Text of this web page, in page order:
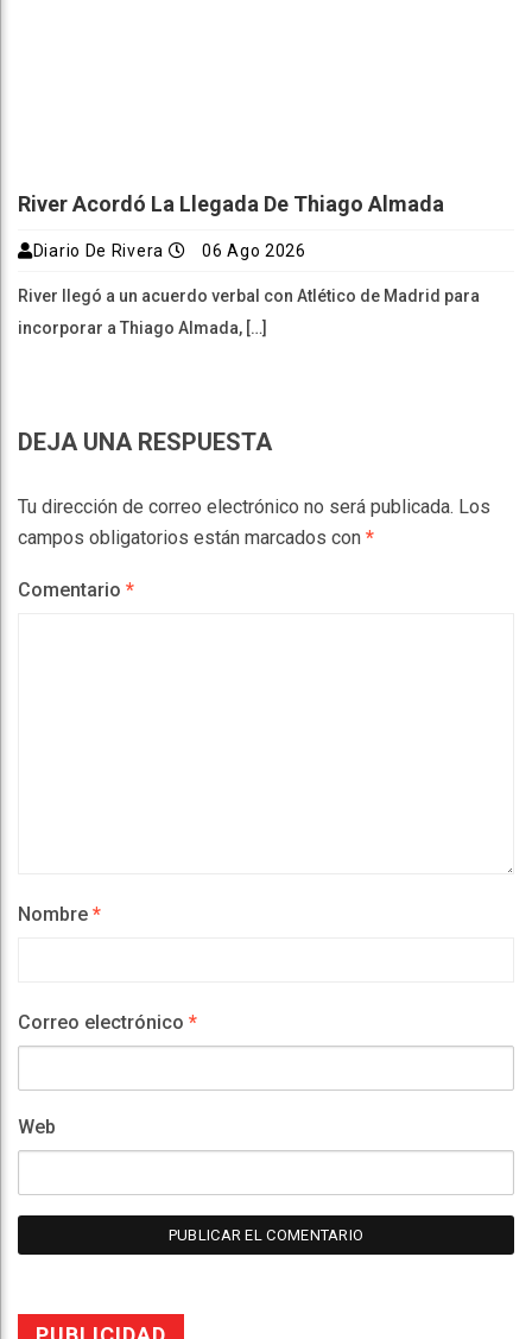
River Acordó La Llegada De Thiago Almada
Diario De Rivera 06 Ago 2026
River llegó a un acuerdo verbal con Atlético de Madrid para
incorporar a Thiago Almada, […]
DEJA UNA RESPUESTA
Tu dirección de correo electrónico no será publicada. Los
campos obligatorios están marcados con *
Comentario *
Nombre *
Correo electrónico *
Web